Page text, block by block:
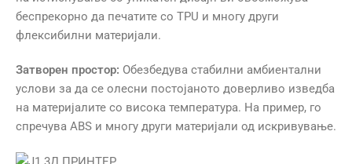
беспрекорно да печатите со TPU и многу други
флексибилни материјали.
Затворен простор: Обезбедува стабилни амбиентални
услови за да се олесни постојаното доверливо изведба
на материјалите со висока температура. На пример, го
спречува ABS и многу други материјали од искривување.